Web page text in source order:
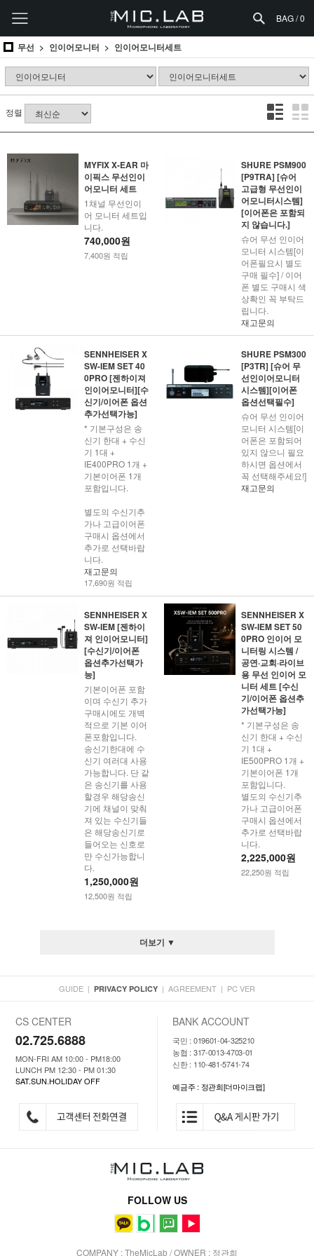
BAG /0
무선 인이어모니터 인이어모니터세트
정렬
MYFIX X-EAR 마
이픽스 무선인이
어모니터 세트
1채널 무선인이
어 모니터 세트입
니다.
740,000원
7,400원 적립
SHURE PSM900
[P9TRA] [슈어
고급형 무선인이
어모니터시스템]
[이어폰은 포함되
지 않습니다.]
슈어 무선 인이어
모니터 시스템[이
어폰필요시 별도
구매 필수] / 이어
폰 별도 구매시 색
상확인 꼭 부탁드
립니다.
재고문의
SENNHEISER X
SW-IEM SET 40
0PRO [젠하이져
인이어모니터][수
신기/이어폰 옵션
추가선택가능]
* 기본구성은 송
신기 한대 + 수신
기 1대 +
IE400PRO 1개 +
기본이어폰 1개
포함입니다.
별도의 수신기추
가나 고급이어폰
구매시 옵션에서
추가로 선택바랍
니다.
재고문의
17,690원 적립
SHURE PSM300
[P3TR] [슈어 무
선인이어모니터
시스템][이어폰
옵션선택필수]
슈어 무선 인이어
모니터 시스템[이
어폰은 포함되어
있지 않으니 필요
하시면 옵션에서
꼭 선택해주세요!]
재고문의
SENNHEISER X
SW-IEM [젠하이
져 인이어모니터]
[수신기/이어폰
옵션추가선택가
능]
기본이어폰 포함
이며 수신기 추가
구매시에도 개벽
적으로 기본 이어
폰포함입니다.
송신기한대에 수
신기 여러대 사용
가능합니다. 단 같
은 송신기를 사용
할경우 해당송신
기에 채널이 맞춰
져 있는 수신기들
은 해당송신기로
들어오는 신호로
만 수신가능합니
다.
1,250,000원
12,500원 적립
SENNHEISER X
SW-IEM SET 50
0PRO 인이어 모
니터링 시스템 /
공연·교회·라이브
용 무선 인이어 모
니터 세트 [수신
기/이어폰 옵션추
가선택가능]
* 기본구성은 송
신기 한대 + 수신
기 1대 +
IE500PRO 1개 +
기본이어폰 1개
포함입니다.
별도의 수신기추
가나 고급이어폰
구매시 옵션에서
추가로 선택바랍
니다.
2,225,000원
22,250원 적립
더보기 ▼
GUIDE | PRIVACY POLICY | AGREEMENT | PC VER
CS CENTER
02.725.6888
MON-FRI AM 10:00 - PM18:00
LUNCH PM 12:30 - PM 01:30
SAT.SUN.HOLIDAY OFF
BANK ACCOUNT
국민 : 019601-04-325210
농협 : 317-0013-4703-01
신한 : 110-481-5741-74
예금주 : 정관희[더마이크랩]
FOLLOW US
COMPANY : TheMicLab / OWNER : 정관희